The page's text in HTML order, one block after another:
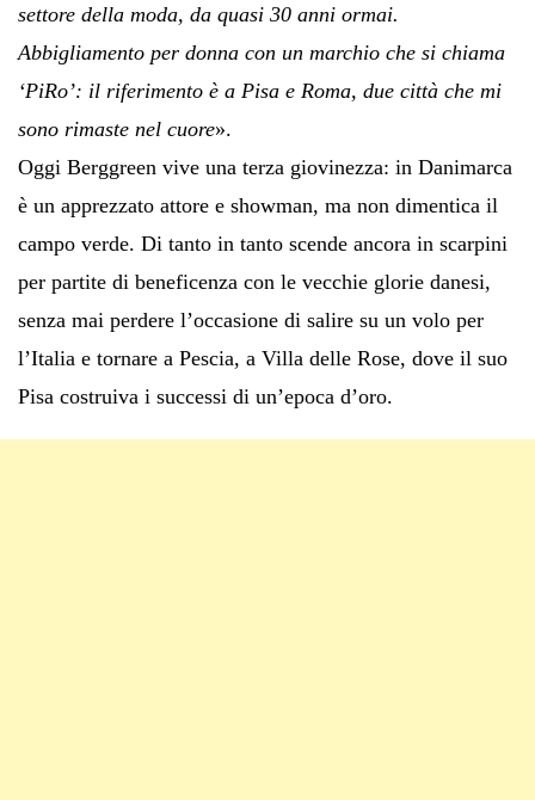
settore della moda, da quasi 30 anni ormai.
Abbigliamento per donna con un marchio che si chiama
‘PiRo’: il riferimento è a Pisa e Roma, due città che mi
sono rimaste nel cuore».
Oggi Berggreen vive una terza giovinezza: in Danimarca
è un apprezzato attore e showman, ma non dimentica il
campo verde. Di tanto in tanto scende ancora in scarpini
per partite di beneficenza con le vecchie glorie danesi,
senza mai perdere l’occasione di salire su un volo per
l’Italia e tornare a Pescia, a Villa delle Rose, dove il suo
Pisa costruiva i successi di un’epoca d’oro.